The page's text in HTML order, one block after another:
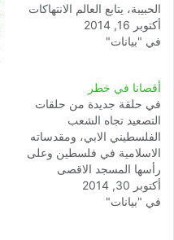
الحبيبة، يتابع العالم الانتهاكات
الخطيرة التي يتعرض لها
المسجد الاقصى من طرف
الاخيرة . لقد تابعت الهيئة
المغربية لنصرة قضايا الامة
بقلق كبير الأحداث الإجرامية
المتصاعدة من طرف…
أكتوبر 16, 2014
في "بيانات"
أقصانا في خطر
في حلقة جديدة من حلقات
التصعيد تجاه الشعب
الفلسطيني الابي، ومقدساته
الاسلامية في فلسطين وعلى
رأسها المسجد الاقصى
المبارك، وبعد الاقتحامات
المتكررة التي قام بها جيش
أكتوبر 30, 2014
في "بيانات"